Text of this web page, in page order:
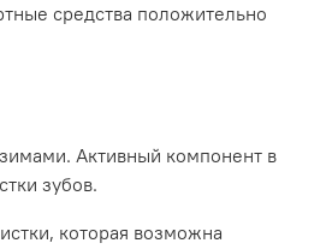
средства положительно
Активный компонент в
зубов.
которая возможна